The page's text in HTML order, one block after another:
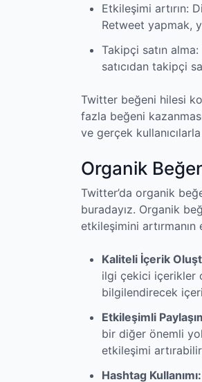
Etkileşimi artırın:
Retweet yapmak,
Takipçi satın
satıcıdan takipçi
Twitter beğeni hilesi
fazla beğeni
ve gerçek
Organik
Twitter’da organik
buradayız. Organik
etkileşimini
Kaliteli İçerik
ilgi çekici içerikler
bilgilendirecek
Etkileşimli
bir diğer önemli
etkileşimi
Hashtag Kullanımı: